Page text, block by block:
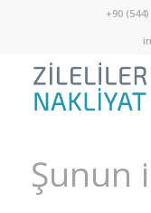
+90
Şunun